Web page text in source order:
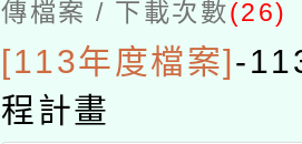
傳檔案 / 下載次數(26)
[113年度檔案]-
程計畫